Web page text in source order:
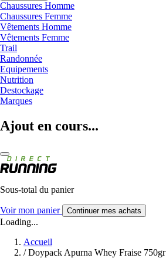
Chaussures Homme
Chaussures Femme
Vêtements Homme
Vêtements Femme
Trail
Randonnée
Equipements
Nutrition
Destockage
Marques
Ajout en cours...
Sous-total du panier
Voir mon panier Continuer mes achats
Loading...
Accueil
/ Doypack Apurna Whey Fraise 750gr